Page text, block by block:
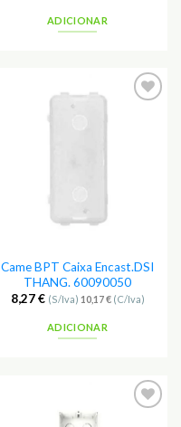
ADICIONAR
Came BPT Caixa Encast.DSI
THANG. 60090050
8,27€ (S/Iva) 10,17€(C/Iva)
ADICIONAR